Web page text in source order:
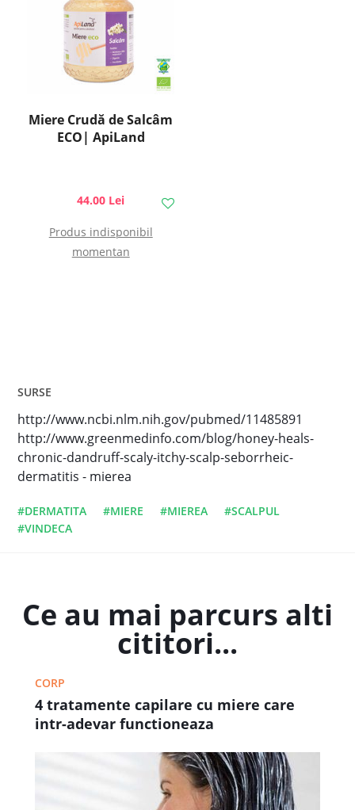
Miere Crudă de Salcâm
ECO| ApiLand
44.00 Lei
Produs indisponibil
momentan
SURSE
http://www.ncbi.nlm.nih.gov/pubmed/11485891
http://www.greenmedinfo.com/blog/honey-heals-
chronic-dandruff-scaly-itchy-scalp-seborrheic-
dermatitis - mierea
#DERMATITA #MIERE #MIEREA
#SCALPUL
#VINDECA
Ce au mai parcurs alti
cititori...
CORP
4 tratamente capilare cu miere care
intr-adevar functioneaza